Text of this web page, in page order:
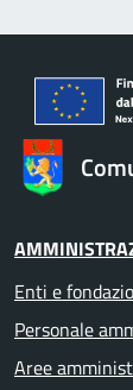
Enti e
Personale
Aree